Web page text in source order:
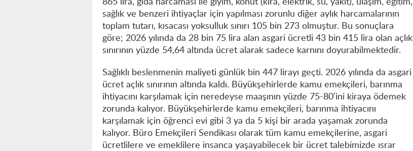
865 lira, gıda harcaması ile giyim, konut (kira, elektrik, su, yakıt), ulaşım, eğitim,
sağlık ve benzeri ihtiyaçlar için yapılması zorunlu diğer aylık harcamalarının
toplam tutarı, kısacası yoksulluk sınırı 105 bin 273 olmuştur. Bu sonuçlara
göre; 2026 yılında da 28 bin 75 lira alan asgari ücretli 43 bin 415 lira olan açlık
sınırının yüzde 54,64 altında ücret alarak sadece karnını doyurabilmektedir.
Sağlıklı beslenmenin maliyeti günlük bin 447 lirayı geçti. 2026 yılında da asgari
ücret açlık sınırının altında kaldı. Büyükşehirlerde kamu emekçileri, barınma
ihtiyacını karşılamak için neredeyse maaşının yüzde 75-80’ini kiraya ödemek
zorunda kalıyor. Büyükşehirlerde kamu emekçileri, barınma ihtiyacını
karşılamak için öğrenci evi gibi 3 ya da 5 kişi bir arada yaşamak zorunda
kalıyor. Büro Emekçileri Sendikası olarak tüm kamu emekçilerine, asgari
ücretlilere ve emeklilere insanca yaşayabilecek bir ücret talebimizde ısrar